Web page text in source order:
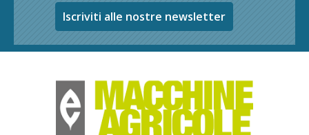
Iscriviti alle nostre newsletter